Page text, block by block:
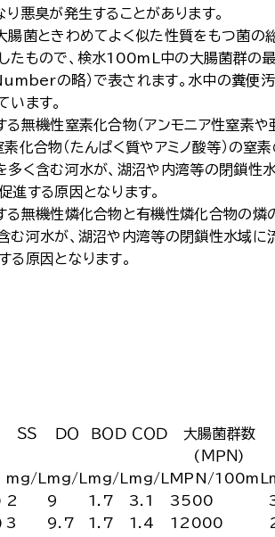
り悪臭が発生することがあります。
腸菌ときわめてよく似た性質をもつ菌の
たもので、検水100mL中の大腸菌群の
の略）で表されます。水中の糞便
います。
無機性窒素化合物（アンモニア性窒素
化合物（たんぱく質やアミノ酸等）の窒
く含む河水が、湖沼や内湾等の閉鎖性
進する原因となります。
無機性燐化合物と有機性燐化合物の燐
む河水が、湖沼や内湾等の閉鎖性水域に
る原因となります。
ＳＳ ＤＯ ＢＯＤ ＣＯＤ
大腸菌群数
(ＭＰＮ)
mg/L mg/L mg/L mg/L MPN/100mL
2 9 1.7 3.1 3500
3 9.7 1.7 1.4 12000